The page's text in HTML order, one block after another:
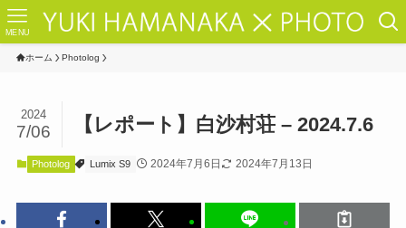
MENU
ホーム Photolog
【レポート】白沙村荘 – 2024.7.6
2024
7/06
Photolog Lumix S9 2024年7月6日 2024年7月13日